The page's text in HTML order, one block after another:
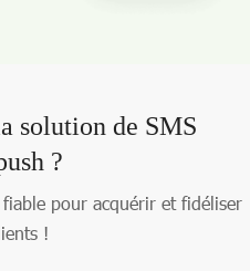
solution de SMS
?
fiable pour acquérir et fidéliser
!